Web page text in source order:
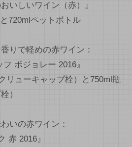
いしいワイン（赤）』
720mlペットボトル
りで軽めの赤ワイン：
ボジョレー 2016』
リューキャップ栓）と750ml瓶
）
いの赤ワイン：
赤 2016』